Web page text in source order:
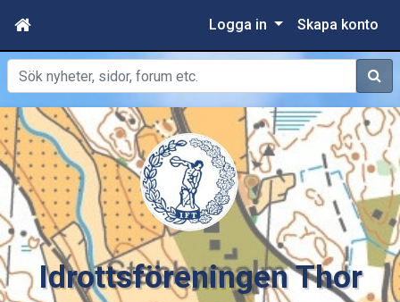
Logga in Skapa konto
Sök
Idrottsföreningen Thor